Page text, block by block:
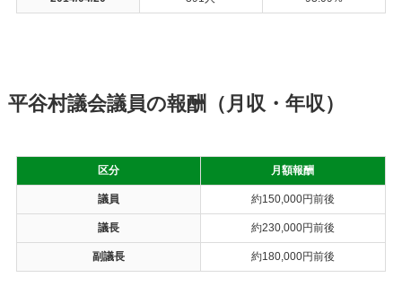
平谷村議会議員の報酬（月収・年収）
区分 月額報酬
議員 約150,000円前後
議長 約230,000円前後
副議長 約180,000円前後